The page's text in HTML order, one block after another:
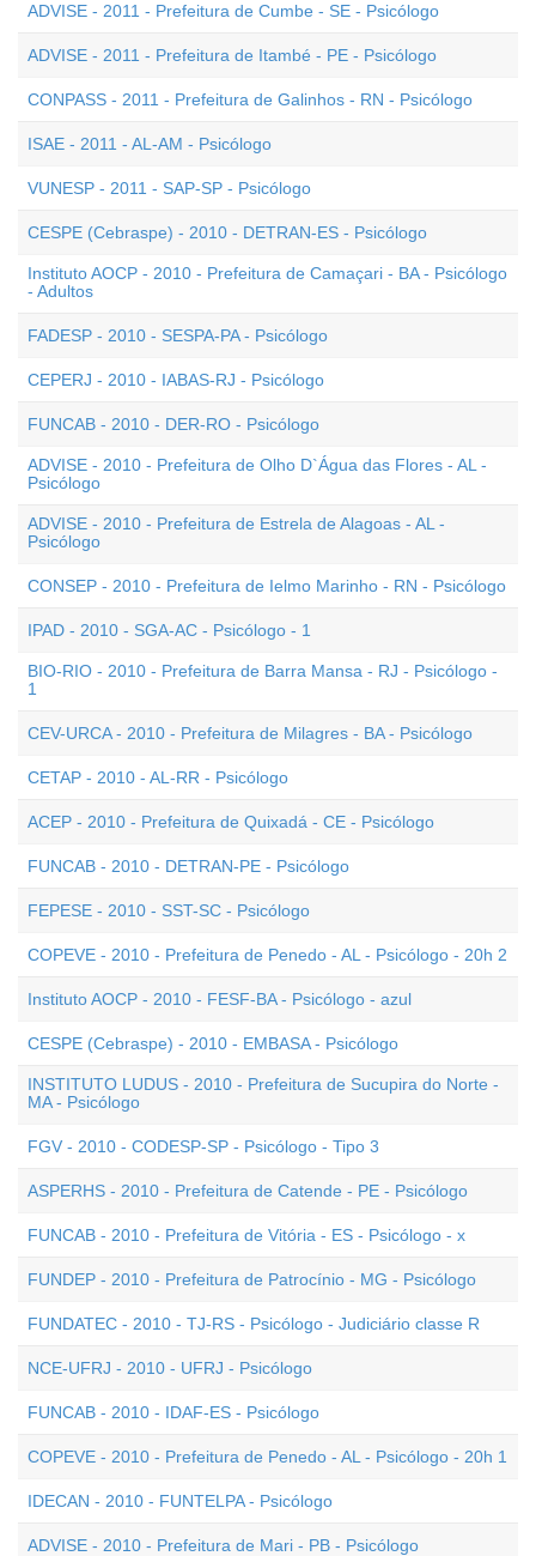
ADVISE - 2011 - Prefeitura de Cumbe - SE - Psicólogo
ADVISE - 2011 - Prefeitura de Itambé - PE - Psicólogo
CONPASS - 2011 - Prefeitura de Galinhos - RN - Psicólogo
ISAE - 2011 - AL-AM - Psicólogo
VUNESP - 2011 - SAP-SP - Psicólogo
CESPE (Cebraspe) - 2010 - DETRAN-ES - Psicólogo
Instituto AOCP - 2010 - Prefeitura de Camaçari - BA - Psicólogo
- Adultos
FADESP - 2010 - SESPA-PA - Psicólogo
CEPERJ - 2010 - IABAS-RJ - Psicólogo
FUNCAB - 2010 - DER-RO - Psicólogo
ADVISE - 2010 - Prefeitura de Olho D`Água das Flores - AL -
Psicólogo
ADVISE - 2010 - Prefeitura de Estrela de Alagoas - AL -
Psicólogo
CONSEP - 2010 - Prefeitura de Ielmo Marinho - RN - Psicólogo
IPAD - 2010 - SGA-AC - Psicólogo - 1
BIO-RIO - 2010 - Prefeitura de Barra Mansa - RJ - Psicólogo -
1
CEV-URCA - 2010 - Prefeitura de Milagres - BA - Psicólogo
CETAP - 2010 - AL-RR - Psicólogo
ACEP - 2010 - Prefeitura de Quixadá - CE - Psicólogo
FUNCAB - 2010 - DETRAN-PE - Psicólogo
FEPESE - 2010 - SST-SC - Psicólogo
COPEVE - 2010 - Prefeitura de Penedo - AL - Psicólogo - 20h 2
Instituto AOCP - 2010 - FESF-BA - Psicólogo - azul
CESPE (Cebraspe) - 2010 - EMBASA - Psicólogo
INSTITUTO LUDUS - 2010 - Prefeitura de Sucupira do Norte -
MA - Psicólogo
FGV - 2010 - CODESP-SP - Psicólogo - Tipo 3
ASPERHS - 2010 - Prefeitura de Catende - PE - Psicólogo
FUNCAB - 2010 - Prefeitura de Vitória - ES - Psicólogo - x
FUNDEP - 2010 - Prefeitura de Patrocínio - MG - Psicólogo
FUNDATEC - 2010 - TJ-RS - Psicólogo - Judiciário classe R
NCE-UFRJ - 2010 - UFRJ - Psicólogo
FUNCAB - 2010 - IDAF-ES - Psicólogo
COPEVE - 2010 - Prefeitura de Penedo - AL - Psicólogo - 20h 1
IDECAN - 2010 - FUNTELPA - Psicólogo
ADVISE - 2010 - Prefeitura de Mari - PB - Psicólogo